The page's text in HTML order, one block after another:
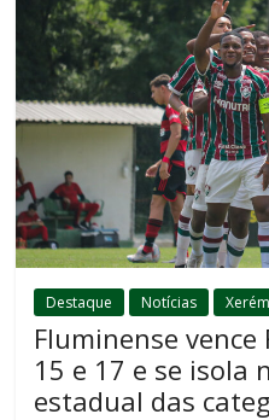
Destaque Notícias Xerém
Fluminense vence
15 e 17 e se isola
estadual das